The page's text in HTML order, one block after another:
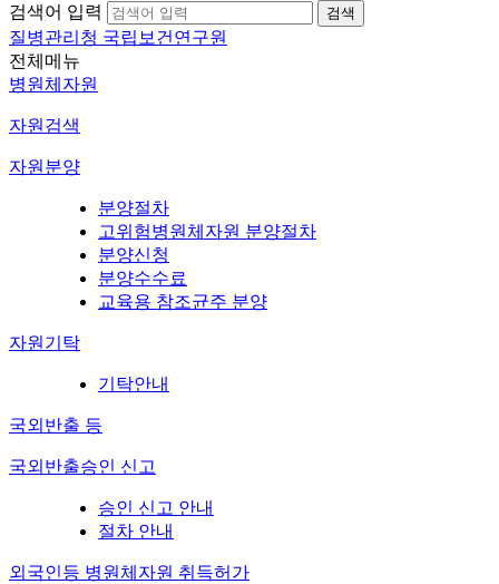
검색어 입력
질병관리청 국립보건연구원
전체메뉴
병원체자원
자원검색
자원분양
분양절차
고위험병원체자원 분양절차
분양신청
분양수수료
교육용 참조균주 분양
자원기탁
기탁안내
국외반출 등
국외반출승인 신고
승인 신고 안내
절차 안내
외국인등 병원체자원 취득허가